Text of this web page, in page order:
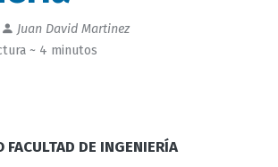
Juan David Martinez
~ 4 minutos
FACULTAD DE INGENIERÍA